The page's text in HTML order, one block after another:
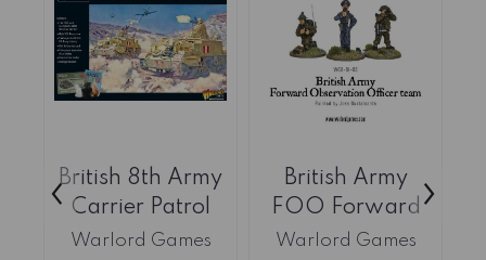
British 8th Army
Carrier Patrol
(Warlord)
Warlord Games
British Army
FOO Forward
Observer
Warlord Games
‹ ›